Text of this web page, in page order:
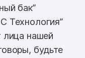
бак”
Технология”
нашей
будьте